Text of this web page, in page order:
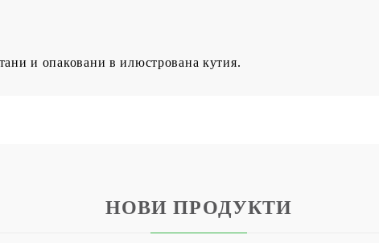
и опаковани в илюстрована кутия.
НОВИ ПРОДУКТИ